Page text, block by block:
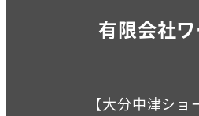
有限会社
【大分中津ショ